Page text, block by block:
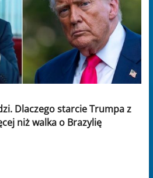
Dlaczego starcie Trumpa z
niż walka o Brazylię